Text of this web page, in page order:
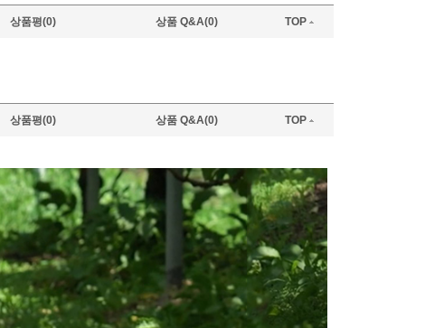
상품평(0) 상품 Q&A(0) TOP
상품평(0) 상품 Q&A(0) TOP